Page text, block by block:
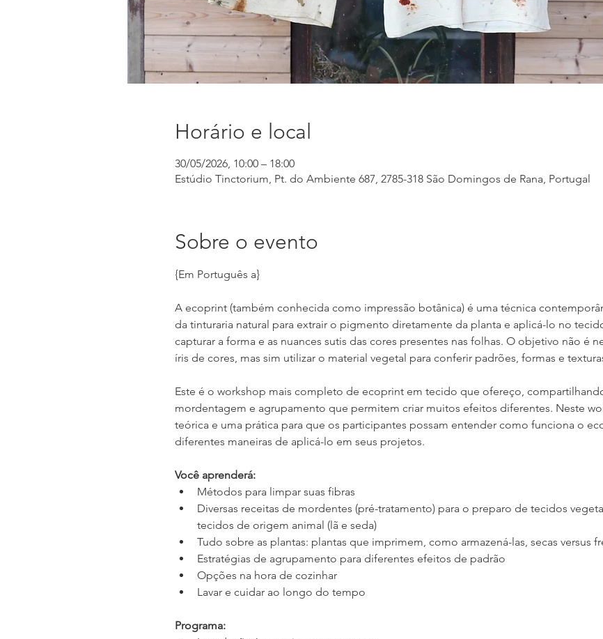
Horário e local
30/05/2026, 10:00 – 18:00
Estúdio Tinctorium, Pt. do Ambiente 687, 2785-318 São Domingos de Rana, Portugal
Sobre o evento
{Em Português a}
A ecoprint (também conhecida como impressão botânica) é uma técnica
da tinturaria natural para extrair o pigmento diretamente da planta e aplicá-lo no
capturar a forma e as nuances sutis das cores presentes nas folhas. O objetivo não é
íris de cores, mas sim utilizar o material vegetal para conferir padrões, formas e
Este é o workshop mais completo de ecoprint em tecido que ofereço,
mordentagem e agrupamento que permitem criar muitos efeitos diferentes. Neste
teórica e uma prática para que os participantes possam entender como funciona o
diferentes maneiras de aplicá-lo em seus projetos.
Você aprenderá:
Métodos para limpar suas fibras
Diversas receitas de mordentes (pré-tratamento) para o preparo de tecidos
tecidos de origem animal (lã e seda)
Tudo sobre as plantas: plantas que imprimem, como armazená-las, secas versus
Estratégias de agrupamento para diferentes efeitos de padrão
Opções na hora de cozinhar
Lavar e cuidar ao longo do tempo
Programa: